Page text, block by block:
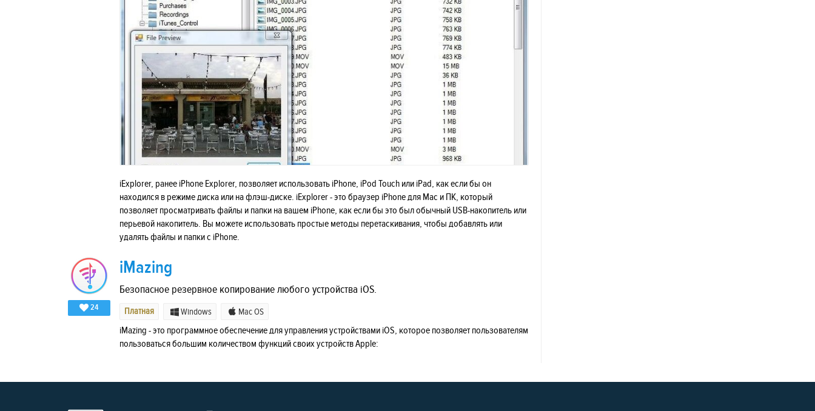
iExplorer, ранее iPhone Explorer, позволяет использовать iPhone, iPod Touch или iPad, как если бы он
находился в режиме диска или на флэш-диске. iExplorer - это браузер iPhone для Mac и ПК, который
позволяет просматривать файлы и папки на вашем iPhone, как если бы это был обычный USB-накопитель или
перьевой накопитель. Вы можете использовать простые методы перетаскивания, чтобы добавлять или
удалять файлы и папки с iPhone.
24
iMazing
Безопасное резервное копирование любого устройства iOS.
Платная Windows Mac OS
iMazing - это программное обеспечение для управления устройствами iOS, которое позволяет пользователям
пользоваться большим количеством функций своих устройств Apple: